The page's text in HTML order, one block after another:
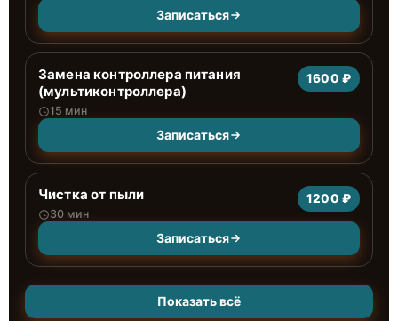
Записаться
Замена контроллера питания
(мультиконтроллера)
15 мин
1600 ₽
Записаться
Чистка от пыли
30 мин
1200 ₽
Записаться
Показать всё